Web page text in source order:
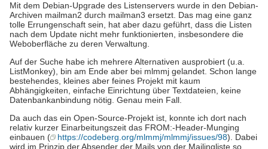
Mit dem Debian-Upgrade des Listenservers wurde in den Debian-
Archiven mailman2 durch mailman3 ersetzt. Das mag eine ganz
tolle Errungenschaft sein, hat aber dazu geführt, dass die Listen
nach dem Update nicht mehr funktionierten, insbesondere die
Weboberfläche zu deren Verwaltung.
Auf der Suche habe ich mehrere Alternativen ausprobiert (u.a.
ListMonkey), bin am Ende aber bei mlmmj gelandet. Schon lange
bestehendes, kleines aber feines Projekt mit kaum
Abhängigkeiten, einfache Einrichtung über Textdateien, keine
Datenbankanbindung nötig. Genau mein Fall.
Da auch das ein Open-Source-Projekt ist, konnte ich dort nach
relativ kurzer Einarbeitungszeit das FROM:-Header-Munging
einbauen (
https://codeberg.org/mlmmj/mlmmj/issues/98). Dabei
wird im Prinzip der Absender der Mails von der Mailingliste so